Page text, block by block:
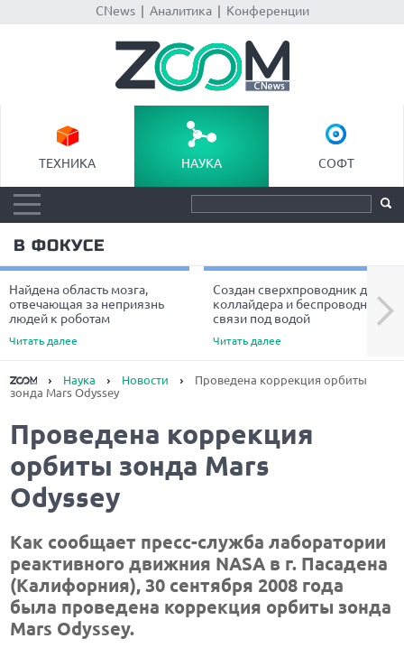
CNews| Аналитика| Конференции
ТЕХНИКА НАУКА СОФТ
В ФОКУСЕ
Найдена область мозга,
отвечающая за неприязнь
людей к роботам
Читать далее
Создан сверхпроводник для
коллайдера и беспроводной
связи под водой
Читать далее
Next
Наука Новости
Проведена коррекция орбиты
зонда Mars Odyssey
Проведена коррекция
орбиты зонда Mars
Odyssey
Как cообщает пресс-служба лаборатории
реактивного движния NASA в г. Пасадена
(Калифорния), 30 сентября 2008 года
была проведена коррекция орбиты зонда
Mars Odyssey.